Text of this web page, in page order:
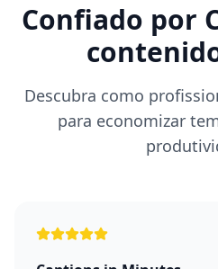
Confiado por
Descubra como
para economizar